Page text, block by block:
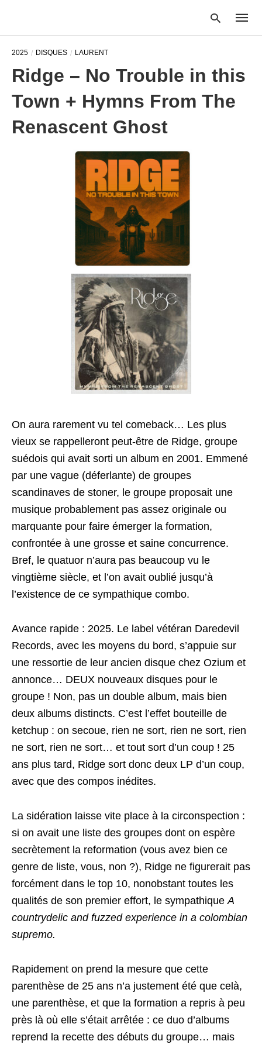
your
2025 DISQUES LAURENT
Ridge – No Trouble in this
Town + Hymns From The
Renascent Ghost
On aura rarement vu tel comeback… Les plus
vieux se rappelleront peut-être de Ridge, groupe
suédois qui avait sorti un album en 2001. Emmené
par une vague (déferlante) de groupes
scandinaves de stoner, le groupe proposait une
musique probablement pas assez originale ou
marquante pour faire émerger la formation,
confrontée à une grosse et saine concurrence.
Bref, le quatuor n’aura pas beaucoup vu le
vingtième siècle, et l’on avait oublié jusqu’à
l’existence de ce sympathique combo.
Avance rapide : 2025. Le label vétéran Daredevil
Records, avec les moyens du bord, s’appuie sur
une ressortie de leur ancien disque chez Ozium et
annonce… DEUX nouveaux disques pour le
groupe ! Non, pas un double album, mais bien
deux albums distincts. C’est l’effet bouteille de
ketchup : on secoue, rien ne sort, rien ne sort, rien
ne sort, rien ne sort… et tout sort d’un coup ! 25
ans plus tard, Ridge sort donc deux LP d’un coup,
avec que des compos inédites.
La sidération laisse vite place à la circonspection :
si on avait une liste des groupes dont on espère
secrètement la reformation (vous avez bien ce
genre de liste, vous, non ?), Ridge ne figurerait pas
forcément dans le top 10, nonobstant toutes les
qualités de son premier effort, le sympathiqueA
countrydelic and fuzzed experience in a colombian
supremo.
Rapidement on prend la mesure que cette
parenthèse de 25 ans n’a justement été que celà,
une parenthèse, et que la formation a repris à peu
près là où elle s’était arrêtée : ce duo d’albums
reprend la recette des débuts du groupe… mais